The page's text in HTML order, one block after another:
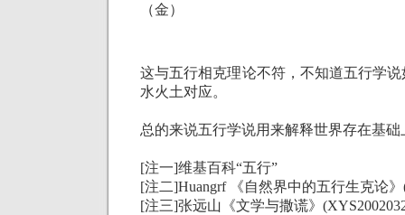
（金）
这与五行相克理论不符，不知道五行学
水火土对应。
总的来说五行学说用来解释世界存在基础
[注一]维基百科“五行”
[注二]Huangrf《自然界中的五行生克论》
[注三]张远山 《文学与撒谎》